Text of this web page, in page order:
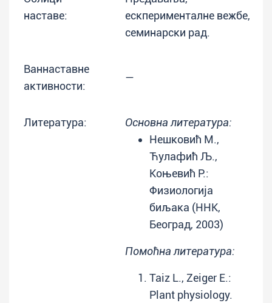
наставе:
ескперименталне вежбе,
семинарски рад.
Ваннаставне
активности:
—
Литература:
Основна литература:
Нешковић М.,
Ћулафић Љ.,
Коњевић Р.:
Физиологија
биљака (ННК,
Београд, 2003)
Помоћна литература:
Taiz L., Zeiger E.:
Plant physiology.